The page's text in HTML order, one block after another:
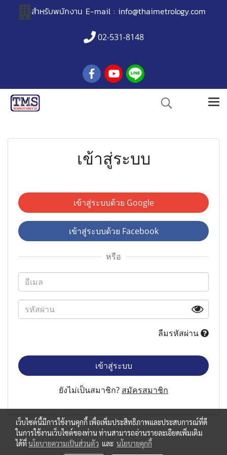
สำหรับพนักงาน E-mail : info@thaimetrology.com
02-531-8148
เข้าสู่ระบบ
เข้าสู่ระบบด้วย Google
เข้าสู่ระบบด้วย Facebook
หรือ
ลืมรหัสผ่าน
เข้าสู่ระบบ
ยังไม่เป็นสมาชิก? สมัครสมาชิก
เว็บไซต์นี้มีการใช้งานคุกกี้ เพื่อเพิ่มประสิทธิภาพและประสบการณ์ที่ดี
ในการใช้งานเว็บไซต์ของท่าน ท่านสามารถอ่านรายละเอียดเพิ่มเติม
ได้ที่นโยบายความเป็นส่วนตัว และ นโยบายคุกกี้